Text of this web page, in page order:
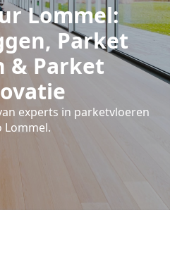
Lommel:
Parket
& Parket
experts in parketvloeren
Lommel.